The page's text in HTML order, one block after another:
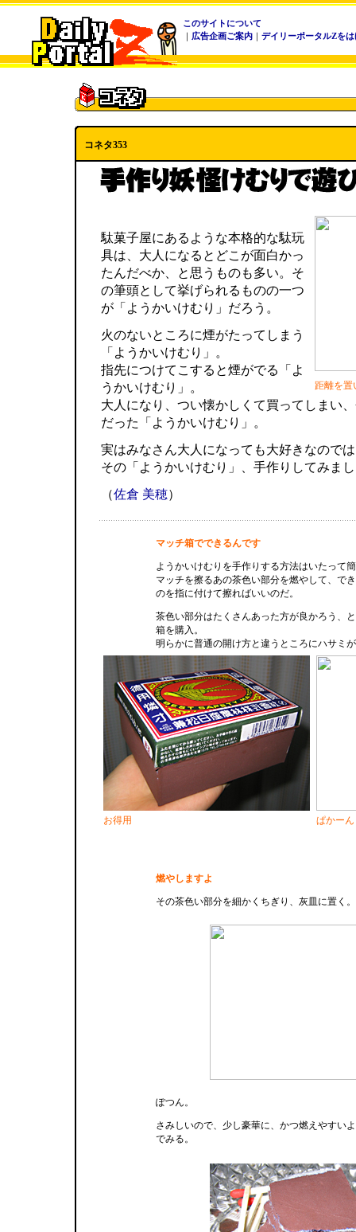
このサイトについて
｜ 広告企画ご案内 ｜ デイリーポータルZを
コネタ353
距離を置
駄菓子屋にあるような本格的な駄玩
具は、大人になるとどこが面白かっ
たんだべか、と思うものも多い。そ
の筆頭として挙げられるものの一つ
が「ようかいけむり」だろう。
火のないところに煙がたってしまう
「ようかいけむり」。
指先につけてこすると煙がでる「よ
うかいけむり」。
大人になり、つい懐かしくて買ってしまい
だった「ようかいけむり」。
実はみなさん大人になっても大好きなので
その「ようかいけむり」、手作りしてみま
（佐倉 美穂）
マッチ箱でできるんです
ようかいけむりを手作りする方法はいたって
マッチを擦るあの茶色い部分を燃やして、で
のを指に付けて擦ればいいのだ。
茶色い部分はたくさんあった方が良かろう、
箱を購入。
明らかに普通の開け方と違うところにハサミ
お得用 ぱかーん
燃やしますよ
その茶色い部分を細かくちぎり、灰皿に置く。
ぽつん。
さみしいので、少し豪華に、かつ燃えやすい
でみる。